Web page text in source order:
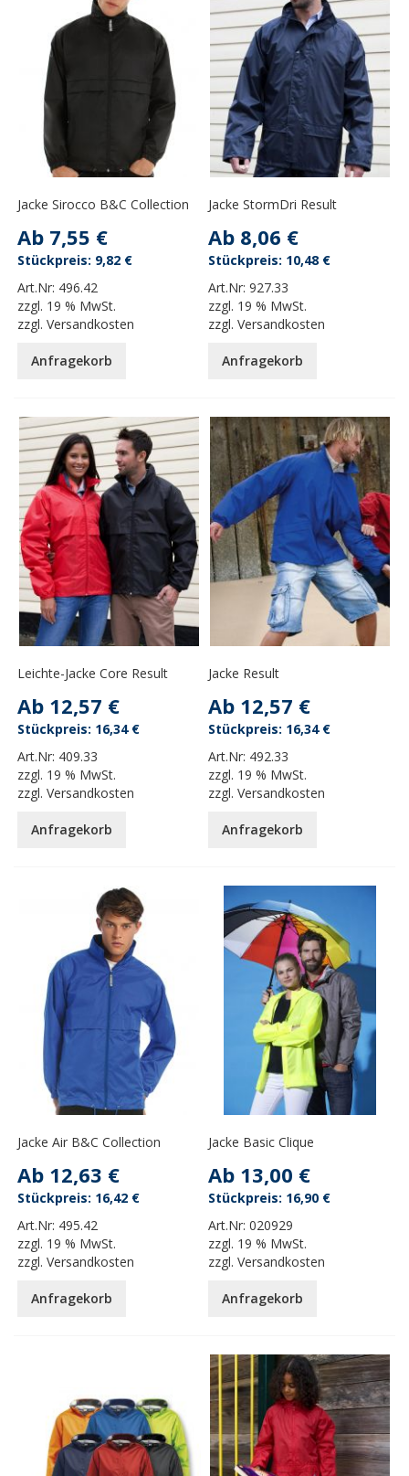
Jacke Sirocco B&C Collection
Ab 7,55 €
Art.Nr: 496.42
zzgl. 19 % MwSt.
zzgl.Versandkosten
9,82 €
Anfragekorb
Jacke StormDri Result
Ab 8,06 €
Art.Nr:927.33
zzgl. 19 % MwSt.
zzgl.Versandkosten
10,48 €
Anfragekorb
Leichte-Jacke Core Result
Ab 12,57 €
Art.Nr: 409.33
zzgl. 19 % MwSt.
zzgl.Versandkosten
16,34 €
Anfragekorb
Jacke Result
Ab 12,57 €
Art.Nr: 492.33
zzgl. 19 % MwSt.
zzgl.Versandkosten
16,34 €
Anfragekorb
Jacke Air B&C Collection
Ab 12,63 €
Art.Nr: 495.42
zzgl. 19 % MwSt.
zzgl.Versandkosten
16,42 €
Anfragekorb
Jacke Basic Clique
Ab 13,00 €
Art.Nr:020929
zzgl. 19 % MwSt.
zzgl.Versandkosten
16,90 €
Anfragekorb